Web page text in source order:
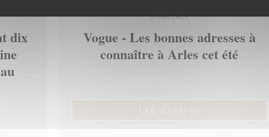
dix
27/06/2021
Vogue - Les bonnes adresses à
connaître à Arles cet été